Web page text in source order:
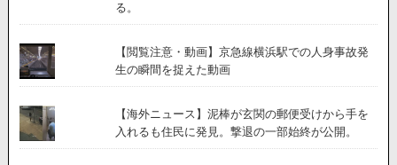
し
を
殴
ら
れ
る
様
る。
【閲覧注意・動画】京急線横浜駅での人身事故発
生の瞬間を捉えた動画
【海外ニュース】泥棒が玄関の郵便受けから手を
入れるも住民に発見。撃退の一部始終が公開。